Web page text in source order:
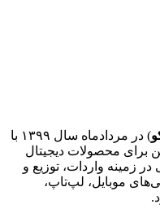
) در مردادماه سال ۱۳۹۹ با
برای محصولات دیجیتال
زمینه واردات، توزیع و
موبایل، لپ‌تاپ،